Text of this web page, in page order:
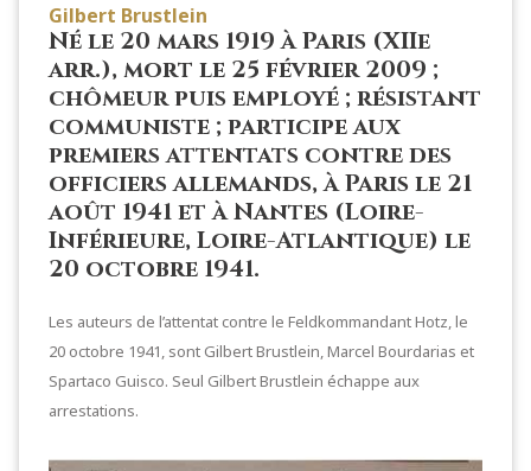
Gilbert Brustlein
Né le 20 mars 1919 à Paris (XIIe
arr.), mort le 25 février 2009 ;
chômeur puis employé ; résistant
communiste ; participe aux
premiers attentats contre des
officiers allemands, à Paris le 21
août 1941 et à Nantes (Loire-
Inférieure, Loire-Atlantique) le
20 octobre 1941.
Les auteurs de l’attentat contre le Feldkommandant Hotz, le
20 octobre 1941, sont Gilbert Brustlein, Marcel Bourdarias et
Spartaco Guisco. Seul Gilbert Brustlein échappe aux
arrestations.